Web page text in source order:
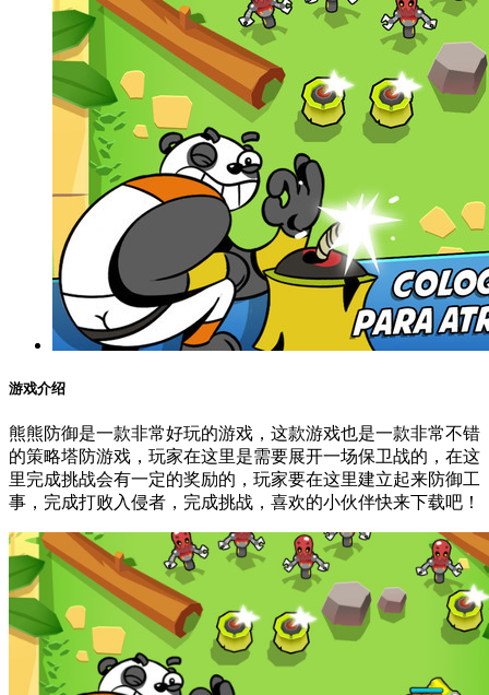
游戏介绍
熊熊防御是一款非常好玩的游戏，这款游戏也是一款非常不错
的策略塔防游戏，玩家在这里是需要展开一场保卫战的，在这
里完成挑战会有一定的奖励的，玩家要在这里建立起来防御工
事，完成打败入侵者，完成挑战，喜欢的小伙伴快来下载吧！